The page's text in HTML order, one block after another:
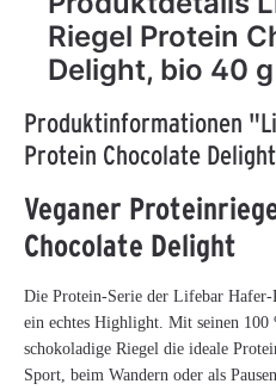
Riegel Protein
Delight, bio 40 g
Produktinformationen
Protein Chocolate
Veganer
Chocolate Delight
Die Protein-Serie der Lifebar
ein echtes Highlight. Mit seinen
schokoladige Riegel die ideale
Sport, beim Wandern oder als